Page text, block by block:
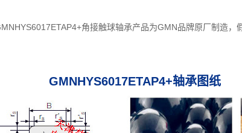
角接触球轴承产品为GMN品牌原厂制造，
GMNHYS6017ETAP4+轴承图纸